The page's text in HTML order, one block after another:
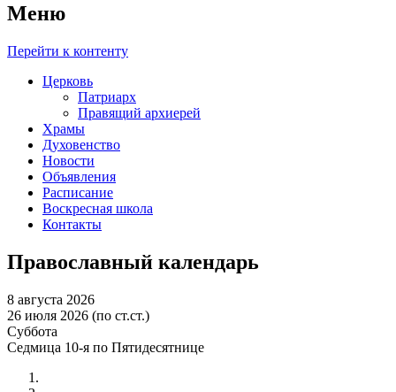
Меню
Перейти к контенту
Церковь
Патриарх
Правящий архиерей
Храмы
Духовенство
Новости
Объявления
Расписание
Воскресная школа
Контакты
Православный календарь
8 августа 2026
26 июля 2026 (по ст.ст.)
Суббота
Седмица 10-я по Пятидесятнице